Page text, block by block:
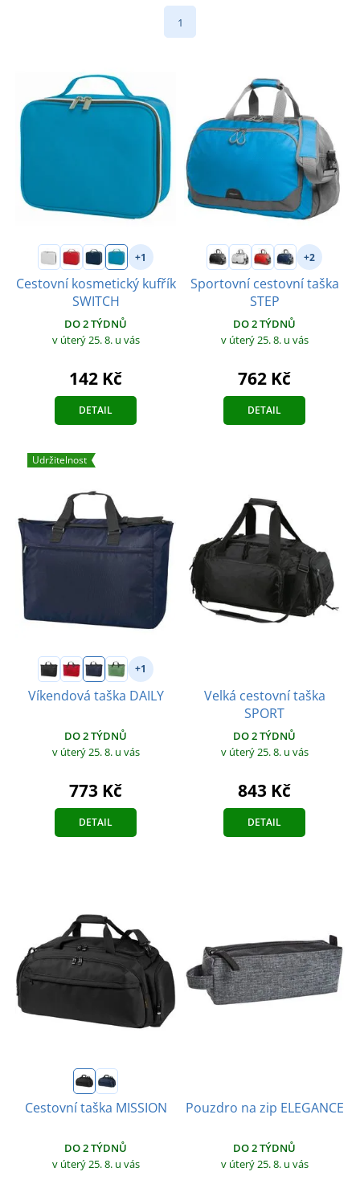
1
+1
Cestovní kosmetický kufřík
SWITCH
DO 2 TÝDNŮ
v úterý 25. 8. u vás
142 Kč
DETAIL
+2
Sportovní cestovní taška
STEP
DO 2 TÝDNŮ
v úterý 25. 8. u vás
762 Kč
DETAIL
Udržitelnost
+1
Víkendová taška DAILY
DO 2 TÝDNŮ
v úterý 25. 8. u vás
773 Kč
DETAIL
Velká cestovní taška
SPORT
DO 2 TÝDNŮ
v úterý 25. 8. u vás
843 Kč
DETAIL
Cestovní taška MISSION
DO 2 TÝDNŮ
v úterý 25. 8. u vás
Pouzdro na zip ELEGANCE
DO 2 TÝDNŮ
v úterý 25. 8. u vás